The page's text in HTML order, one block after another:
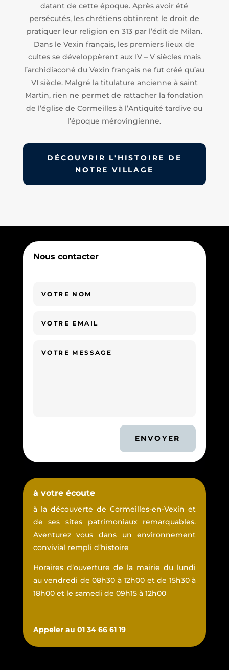
datant de cette époque. Après avoir été
persécutés, les chrétiens obtinrent le droit de
pratiquer leur religion en 313 par l’édit de Milan.
Dans le Vexin français, les premiers lieux de
cultes se développèrent aux IV – V siècles mais
l’archidiaconé du Vexin français ne fut créé qu’au
VI siècle. Malgré la titulature ancienne à saint
Martin, rien ne permet de rattacher la fondation
de l’église de Cormeilles à l’Antiquité tardive ou
l’époque mérovingienne.
DÉCOUVRIR L'HISTOIRE DE
NOTRE VILLAGE
Nous contacter
ENVOYER
à votre écoute
à la découverte de Cormeilles-en-Vexin et
de ses sites patrimoniaux remarquables.
Aventurez vous dans un environnement
convivial rempli d’histoire
Horaires d’ouverture de la mairie du lundi
au vendredi de 08h30 à 12h00 et de 15h30 à
18h00 et le samedi de 09h15 à 12h00
Appeler au 01 34 66 61 19